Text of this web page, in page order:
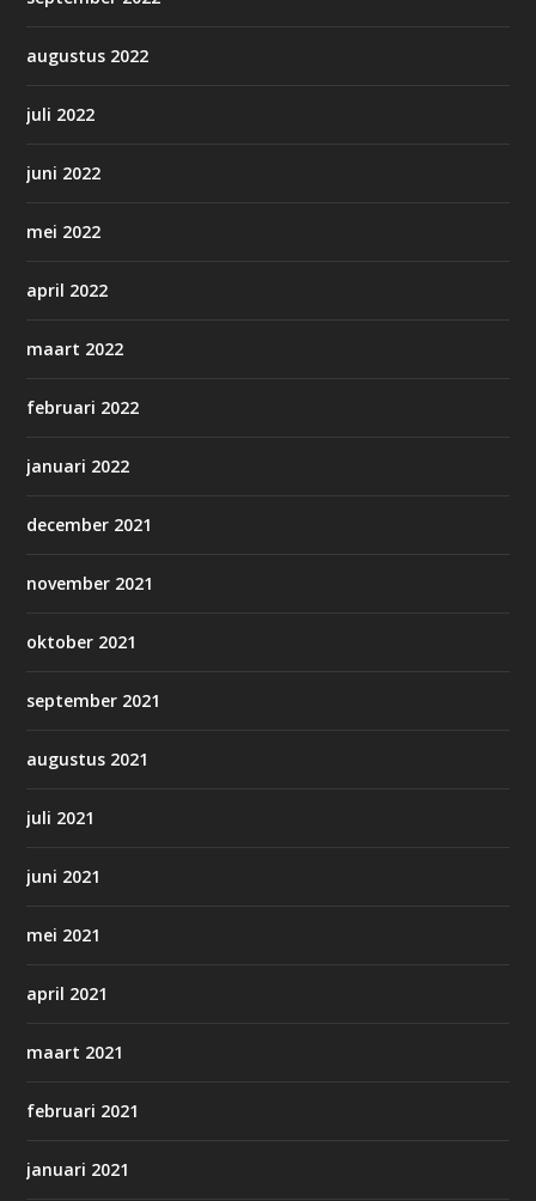
augustus 2022
juli 2022
juni 2022
mei 2022
april 2022
maart 2022
februari 2022
januari 2022
december 2021
november 2021
oktober 2021
september 2021
augustus 2021
juli 2021
juni 2021
mei 2021
april 2021
maart 2021
februari 2021
januari 2021